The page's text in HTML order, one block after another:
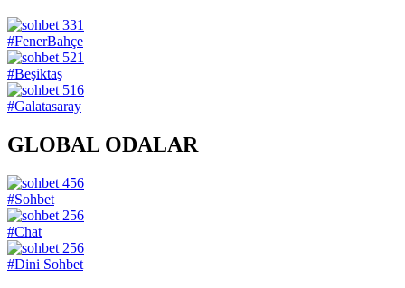
331
#FenerBahçe
521
#Beşiktaş
516
#Galatasaray
GLOBAL ODALAR
456
#Sohbet
256
#Chat
256
#Dini Sohbet